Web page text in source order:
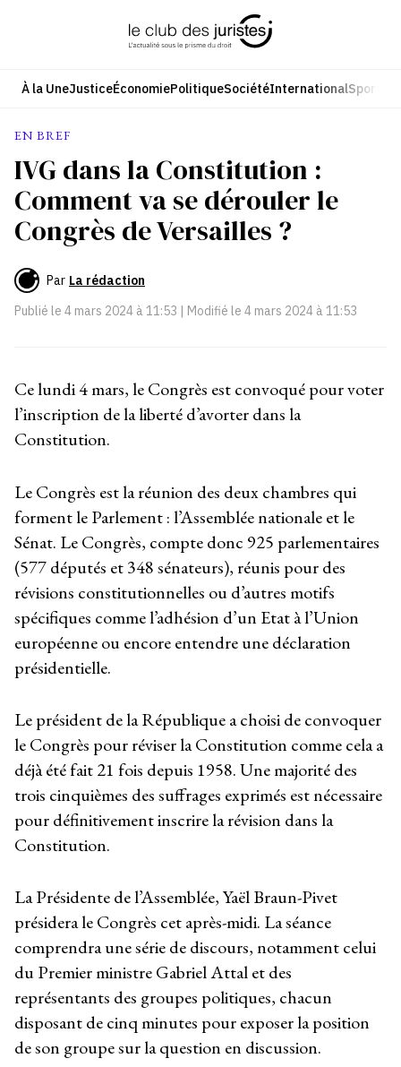
À la UneJusticeÉconomiePolitiqueSociétéInternationalSport
EN BREF
IVG dans la Constitution :
Comment va se dérouler le
Congrès de Versailles ?
Par La rédaction
Publié le 4 mars 2024 à 11:53 | Modifié le 4 mars 2024 à 11:53
Ce lundi 4 mars, le Congrès est convoqué pour voter
l’inscription de la liberté d’avorter dans la
Constitution.
Le Congrès est la réunion des deux chambres qui
forment le Parlement : l’Assemblée nationale et le
Sénat. Le Congrès, compte donc 925 parlementaires
(577 députés et 348 sénateurs), réunis pour des
révisions constitutionnelles ou d’autres motifs
spécifiques comme l’adhésion d’un Etat à l’Union
européenne ou encore entendre une déclaration
présidentielle.
Le président de la République a choisi de convoquer
le Congrès pour réviser la Constitution comme cela a
déjà été fait 21 fois depuis 1958. Une majorité des
trois cinquièmes des suffrages exprimés est nécessaire
pour définitivement inscrire la révision dans la
Constitution.
La Présidente de l’Assemblée, Yaël Braun-Pivet
présidera le Congrès cet après-midi. La séance
comprendra une série de discours, notamment celui
du Premier ministre Gabriel Attal et des
représentants des groupes politiques, chacun
disposant de cinq minutes pour exposer la position
de son groupe sur la question en discussion.